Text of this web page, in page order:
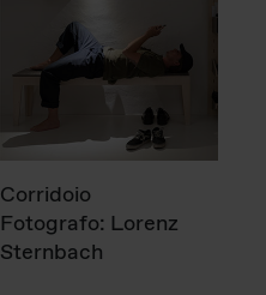
Corridoio
Fotografo: Lorenz
Sternbach